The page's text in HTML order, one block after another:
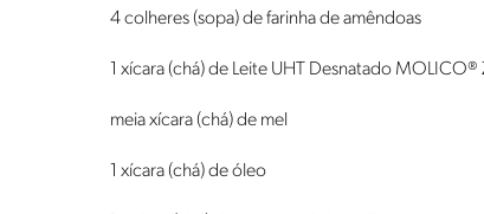
4 colheres (sopa) de farinha de amêndoas
1 xícara (chá) de Leite UHT Desnatado
meia xícara (chá) de mel
1 xícara (chá) de óleo